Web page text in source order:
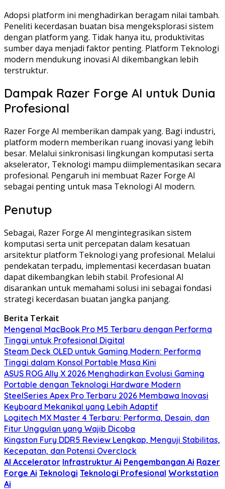
Adopsi platform ini menghadirkan beragam nilai tambah.
Peneliti kecerdasan buatan bisa mengeksplorasi sistem
dengan platform yang. Tidak hanya itu, produktivitas
sumber daya menjadi faktor penting. Platform Teknologi
modern mendukung inovasi AI dikembangkan lebih
terstruktur.
Dampak Razer Forge AI untuk Dunia
Profesional
Razer Forge AI memberikan dampak yang. Bagi industri,
platform modern memberikan ruang inovasi yang lebih
besar. Melalui sinkronisasi lingkungan komputasi serta
akselerator, Teknologi mampu diimplementasikan secara
profesional. Pengaruh ini membuat Razer Forge AI
sebagai penting untuk masa Teknologi AI modern.
Penutup
Sebagai, Razer Forge AI mengintegrasikan sistem
komputasi serta unit percepatan dalam kesatuan
arsitektur platform Teknologi yang profesional. Melalui
pendekatan terpadu, implementasi kecerdasan buatan
dapat dikembangkan lebih stabil. Profesional AI
disarankan untuk memahami solusi ini sebagai fondasi
strategi kecerdasan buatan jangka panjang.
Berita Terkait
Mengenal MacBook Pro M5 Terbaru dengan Performa
Tinggi untuk Profesional Digital
Steam Deck OLED untuk Gaming Modern: Performa
Tinggi dalam Konsol Portable Masa Kini
ASUS ROG Ally X 2026 Menghadirkan Evolusi Gaming
Portable dengan Teknologi Hardware Modern
SteelSeries Apex Pro Terbaru 2026 Membawa Inovasi
Keyboard Mekanikal yang Lebih Adaptif
Logitech MX Master 4 Terbaru: Performa, Desain, dan
Fitur Unggulan yang Wajib Dicoba
Kingston Fury DDR5 Review Lengkap, Menguji Stabilitas,
Kecepatan, dan Potensi Overclock
AI Accelerator Infrastruktur Ai Pengembangan Ai Razer
Forge Ai Teknologi Teknologi Profesional Workstation
Ai